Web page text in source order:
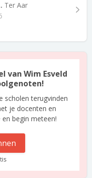
Ter Aar
van Wim Esveld
scholen terugvinden
je docenten en
begin meteen!